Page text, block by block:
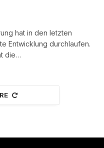
hat in den letzten
Entwicklung durchlaufen.
die…